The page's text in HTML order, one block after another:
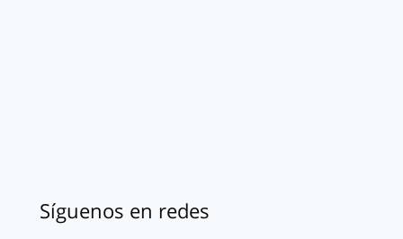
Síguenos en redes